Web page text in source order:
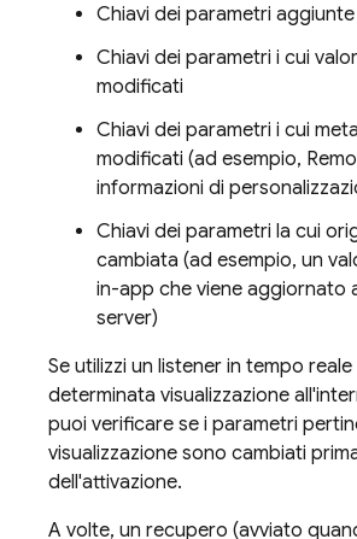
Chiavi dei parametri
Chiavi dei parametri i cui
modificati
Chiavi dei parametri i cui
modificati (ad esempio,
informazioni di
Chiavi dei parametri la cui
cambiata (ad esempio, un
in-app che viene aggiornato
server)
Se utilizzi un listener in tempo reale
determinata visualizzazione
puoi verificare se i parametri
visualizzazione sono cambiati
dell'attivazione.
A volte, un recupero (avviato